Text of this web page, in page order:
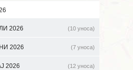
2026 (10 уноса)
2026 (7 уноса)
2026 (12 уноса)